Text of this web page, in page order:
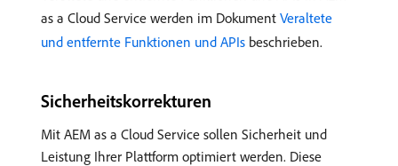
as a Cloud Service werden im Dokument Veraltete
und entfernte Funktionen und APIs beschrieben.
Sicherheitskorrekturen
Mit AEM as a Cloud Service sollen Sicherheit und
Leistung Ihrer Plattform optimiert werden. Diese